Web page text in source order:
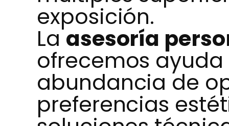
exposición.
Laasesoría
ofrecemos
abundancia de
preferencias